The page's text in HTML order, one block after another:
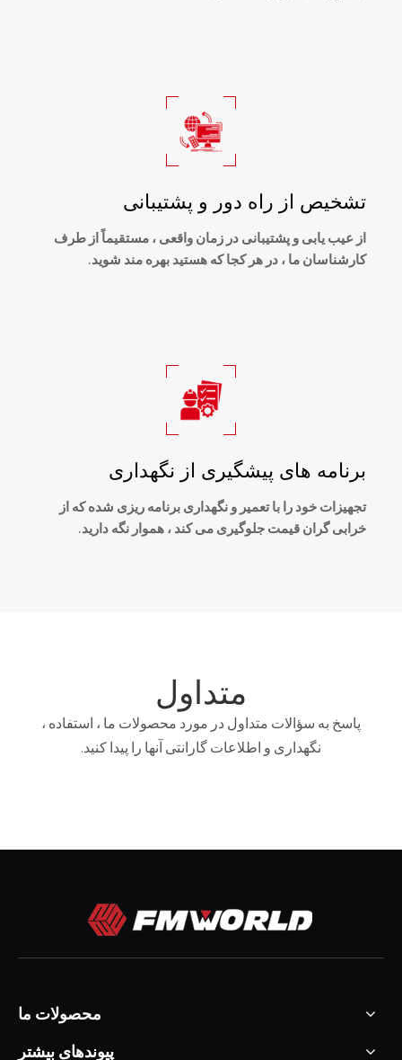
تشخیص از راه دور و پشتیبانی
از عیب یابی و پشتیبانی در زمان واقعی ، مستقیماً از طرف
کارشناسان ما ، در هر کجا که هستید بهره مند شوید.
برنامه های پیشگیری از نگهداری
تجهیزات خود را با تعمیر و نگهداری برنامه ریزی شده که از
خرابی گران قیمت جلوگیری می کند ، هموار نگه دارید.
متداول
پاسخ به سؤالات متداول در مورد محصولات ما ، استفاده ،
نگهداری و اطلاعات گارانتی آنها را پیدا کنید.
محصولات ما
پیوندهای بیشتر